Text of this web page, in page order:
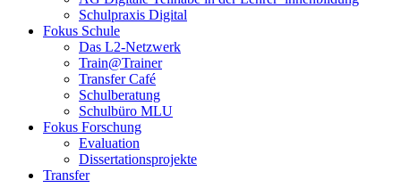
Schulpraxis Digital
Fokus Schule
Das L2-Netzwerk
Train@Trainer
Transfer Café
Schulberatung
Schulbüro MLU
Fokus Forschung
Evaluation
Dissertationsprojekte
Transfer